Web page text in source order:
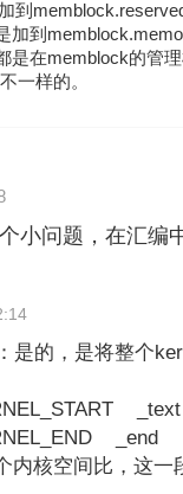
到
加到
是在memblock的管
一样的。
小问题，在汇编
是的，是将整个
_text
_end
内核空间比，这一